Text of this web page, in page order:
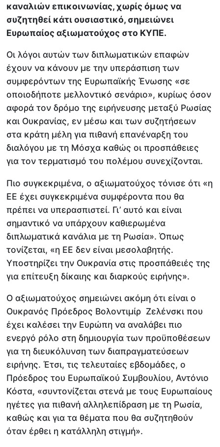
καναλιών επικοινωνίας, χωρίς όμως να
συζητηθεί κάτι ουσιαστικό, σημειώνει
Ευρωπαίος αξιωματούχος στο ΚΥΠΕ.
Οι λόγοι αυτών των διπλωματικών επαφών
έχουν να κάνουν με την υπεράσπιση των
συμφερόντων της Ευρωπαϊκής Ένωσης «σε
οποιοδήποτε μελλοντικό σενάριο», κυρίως όσον
αφορά τον δρόμο της ειρήνευσης μεταξύ Ρωσίας
και Ουκρανίας, εν μέσω και των συζητήσεων
στα κράτη μέλη για πιθανή επανέναρξη του
διαλόγου με τη Μόσχα καθώς οι προσπάθειες
για τον τερματισμό του πολέμου συνεχίζονται.
Πιο συγκεκριμένα, ο αξιωματούχος τόνισε ότι «η
ΕΕ έχει συγκεκριμένα συμφέροντα που θα
πρέπει να υπερασπιστεί. Γι’ αυτό και είναι
σημαντικό να υπάρχουν καθιερωμένα
διπλωματικά κανάλια με τη Ρωσία». Όπως
τονίζεται, «η ΕΕ δεν είναι μεσολαβητής.
Υποστηρίζει την Ουκρανία στις προσπάθειές της
για επίτευξη δίκαιης και διαρκούς ειρήνης».
Ο αξιωματούχος σημειώνει ακόμη ότι είναι ο
Ουκρανός Πρόεδρος Βολοντιμίρ Ζελένσκι που
έχει καλέσει την Ευρώπη να αναλάβει πιο
ενεργό ρόλο στη δημιουργία των προϋποθέσεων
για τη διευκόλυνση των διαπραγματεύσεων
ειρήνης. Έτσι, τις τελευταίες εβδομάδες, ο
Πρόεδρος του Ευρωπαϊκού Συμβουλίου, Αντόνιο
Κόστα, «συντονίζεται στενά με τους Ευρωπαίους
ηγέτες για πιθανή αλληλεπίδραση με τη Ρωσία,
καθώς και για τα θέματα που θα συζητηθούν
όταν έρθει η κατάλληλη στιγμή».